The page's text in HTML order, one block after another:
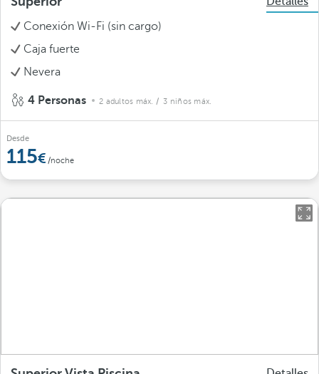
Conexión Wi-Fi (sin cargo)
Caja fuerte
Nevera
4 Personas 2 adultos máx. / 3 niños máx.
Desde
115 /noche